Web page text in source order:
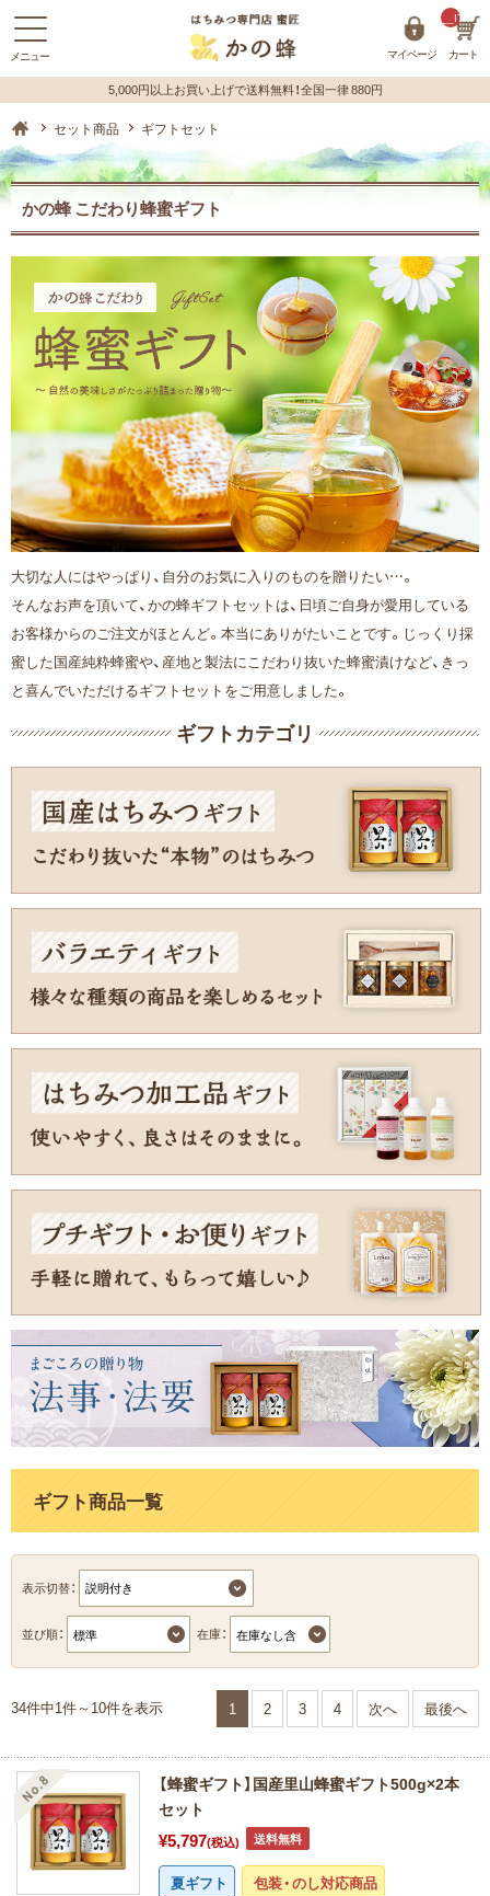
マイページ カート
蜂蜜（はちみつ）の購入はハチミツ専門店【かの蜂】 ホーム
セット商品 ギフトセット
かの蜂 こだわり蜂蜜ギフト
大切な人にはやっぱり、自分のお気に入りのものを贈りたい…。
そんなお声を頂いて、かの蜂ギフトセットは、日頃ご自身が愛用している
お客様からのご注文がほとんど。本当にありがたいことです。じっくり採
蜜した国産純粋蜂蜜や、産地と製法にこだわり抜いた蜂蜜漬けなど、きっ
と喜んでいただけるギフトセットをご用意しました。
ギフトカテゴリ
ギフト商品一覧
表示切替：
並び順： 在庫：
34件中1件～10件を表示 1 2 3 4 次へ 最後へ
【蜂蜜ギフト】国産里山蜂蜜ギフト500g×2本
セット
¥5,797(税込) 送料無料
夏ギフト
包装・のし対応商品